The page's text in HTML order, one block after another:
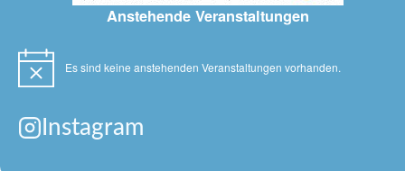
Anstehende Veranstaltungen
Hinweis Es sind keine anstehenden Veranstaltungen vorhanden.
Instagram